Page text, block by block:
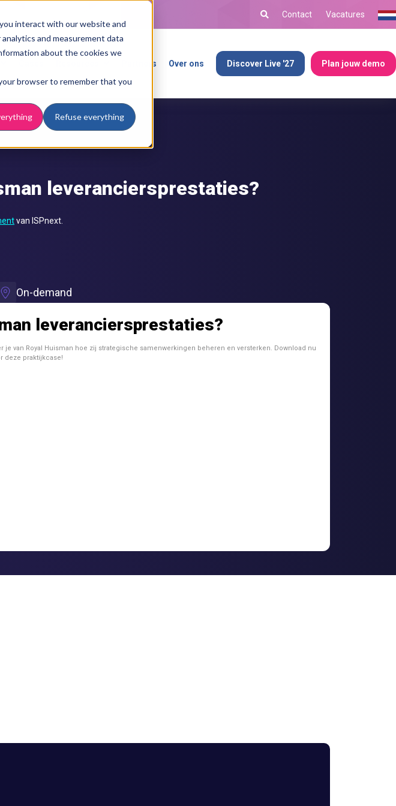
interact with our website and
and measurement data
about the cookies we
browser to remember that you
Refuse everything
Contact Vacatures
Partners Over ons Discover Live '27 Plan jouw demo
leveranciersprestaties?
van ISPnext.
On-demand
leveranciersprestaties?
van Royal Huisman hoe zij strategische samenwerkingen beheren en versterken. Download nu
deze praktijkcase!